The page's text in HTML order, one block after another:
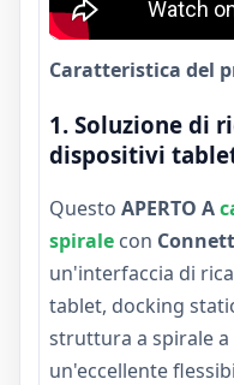
Caratteristica del
1. Soluzione di
dispositivi
Questo APERTO A
spirale con
un'interfaccia di
tablet, docking
struttura a spirale
un'eccellente